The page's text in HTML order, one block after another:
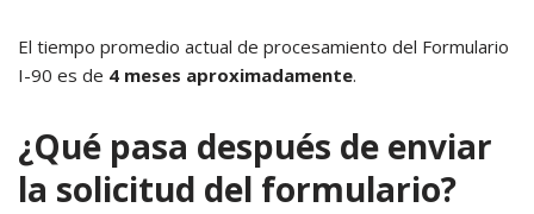
El tiempo promedio actual de procesamiento del Formulario
I-90 es de 4 meses aproximadamente.
¿Qué pasa después de enviar
la solicitud del formulario?